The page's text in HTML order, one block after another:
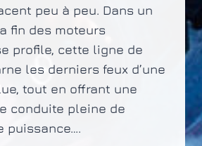
peu à peu. Dans un
fin des moteurs
profile, cette ligne de
les derniers feux d’une
tout en offrant une
conduite pleine de
puissance….